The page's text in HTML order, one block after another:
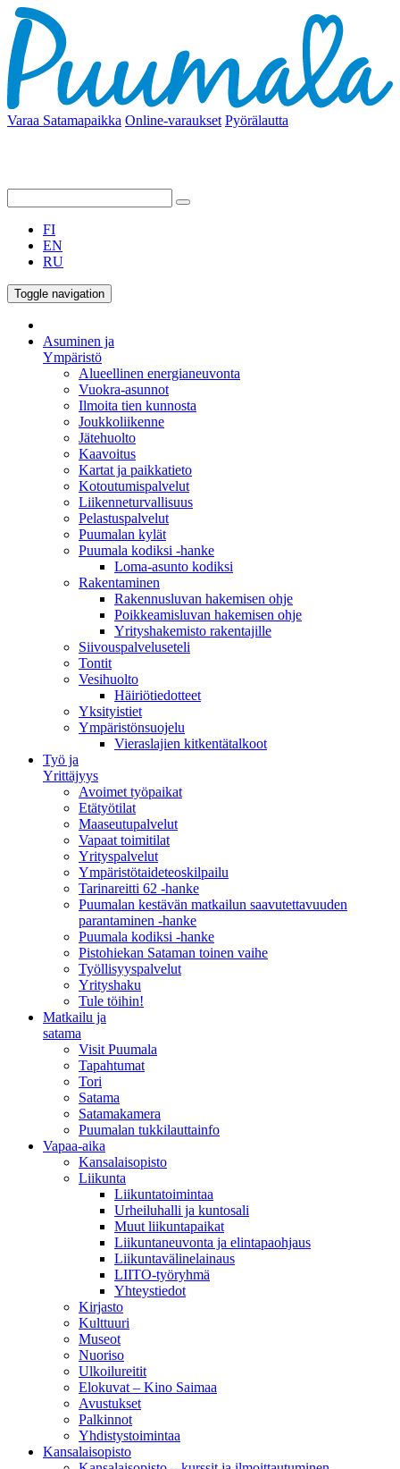
Varaa Satamapaikka Online-varaukset Pyörälautta
FI
EN
RU
Toggle navigation
Asuminen ja
Ympäristö
Alueellinen energianeuvonta
Vuokra-asunnot
Ilmoita tien kunnosta
Joukkoliikenne
Jätehuolto
Kaavoitus
Kartat ja paikkatieto
Kotoutumispalvelut
Liikenneturvallisuus
Pelastuspalvelut
Puumalan kylät
Puumala kodiksi -hanke
Loma-asunto kodiksi
Rakentaminen
Rakennusluvan hakemisen ohje
Poikkeamisluvan hakemisen ohje
Yrityshakemisto rakentajille
Siivouspalveluseteli
Tontit
Vesihuolto
Häiriötiedotteet
Yksityistiet
Ympäristönsuojelu
Vieraslajien kitkentätalkoot
Työ ja
Yrittäjyys
Avoimet työpaikat
Etätyötilat
Maaseutupalvelut
Vapaat toimitilat
Yrityspalvelut
Ympäristötaideteoskilpailu
Tarinareitti 62 -hanke
Puumalan kestävän matkailun saavutettavuuden
parantaminen -hanke
Puumala kodiksi -hanke
Pistohiekan Sataman toinen vaihe
Työllisyyspalvelut
Yrityshaku
Tule töihin!
Matkailu ja
satama
Visit Puumala
Tapahtumat
Tori
Satama
Satamakamera
Puumalan tukkilauttainfo
Vapaa-aika
Kansalaisopisto
Liikunta
Liikuntatoimintaa
Urheiluhalli ja kuntosali
Muut liikuntapaikat
Liikuntaneuvonta ja elintapaohjaus
Liikuntavälinelainaus
LIITO-työryhmä
Yhteystiedot
Kirjasto
Kulttuuri
Museot
Nuoriso
Ulkoilureitit
Elokuvat – Kino Saimaa
Avustukset
Palkinnot
Yhdistystoimintaa
Kansalaisopisto